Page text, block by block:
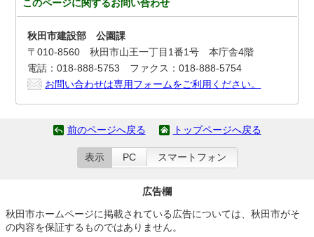
このページに関するお問い合わせ
秋田市建設部 公園課
〒010-8560 秋田市山王一丁目1番1号 本庁舎4階
電話：018-888-5753 ファクス：018-888-5754
お問い合わせは専用フォームをご利用ください。
前のページへ戻る トップページへ戻る
表示 PC スマートフォン
広告欄
秋田市ホームページに掲載されている広告については、秋田市がそ
の内容を保証するものではありません。